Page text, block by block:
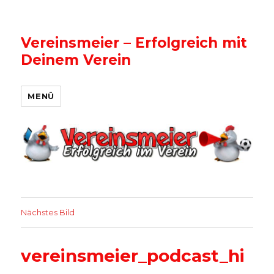
Vereinsmeier – Erfolgreich mit
Deinem Verein
MENÜ
Nächstes Bild
vereinsmeier_podcast_hi